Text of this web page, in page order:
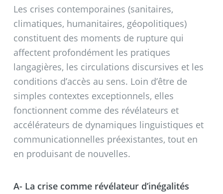
Les crises contemporaines (sanitaires,
climatiques, humanitaires, géopolitiques)
constituent des moments de rupture qui
affectent profondément les pratiques
langagières, les circulations discursives et les
conditions d’accès au sens. Loin d’être de
simples contextes exceptionnels, elles
fonctionnent comme des révélateurs et
accélérateurs de dynamiques linguistiques et
communicationnelles préexistantes, tout en
en produisant de nouvelles.
A- La crise comme révélateur d’inégalités